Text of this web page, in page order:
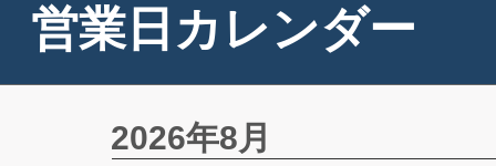
営業日カレンダー
2026年8月